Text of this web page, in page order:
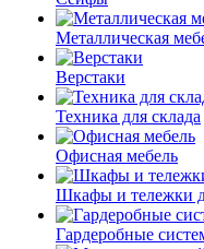
Металлическая
Верстаки
Техника для склада
Офисная мебель
Шкафы и тележки
Гардеробные